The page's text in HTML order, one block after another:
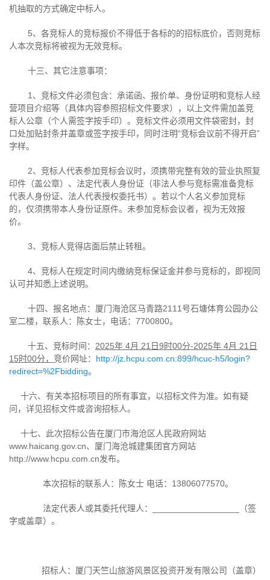
机抽取的方式确定中标人。
5、各竞标人的竞标报价不得低于各标的的招标底价，否则竞标
人本次竞标将被视为无效竞标。
十三、其它注意事项：
1、竞标文件必须包含：承诺函、报价单、身份证明和竞标人经
营项目介绍等（具体内容参照招标文件要求），以上文件需加盖竞
标人公章（个人需签字按手印）。竞标文件必须用文件袋密封，封
口处加贴封条并盖章或签字按手印，同时注明“竞标会议前不得开启”
字样。
2、竞标人代表参加竞标会议时，须携带完整有效的营业执照复
印件（盖公章）、法定代表人身份证（非法人参与竞标需准备竞标
代表人身份证、法人代表授权委托书）。若以个人名义参加竞标
的，仅须携带本人身份证原件。未参加竞标会议者，视为无效报
价。
3、竞标人竞得店面后禁止转租。
4、竞标人在规定时间内缴纳竞标保证金并参与竞标的，即视同
认可并知悉上述说明。
十四、报名地点：厦门海沧区马青路2111 号石塘体育公园办公
室二楼，联系人：陈女士，电话： 7700800。
十五、竞标时间： 2025年 4月 21 日9时00分-2025年 4月 21 日
1 5时00分， 竞价网址： http://jz.hcpu.com.cn:899/hcuc-h5/login?
redirect=%2Fbidding。
十六、有关本招标项目的所有事宜，以招标文件为准。如有疑
问，详见招标文件或咨询招标人。
十七、此次招标公告在厦门市海沧区人民政府网站
www.haicang.gov.cn、厦门海沧城建集团官方网站
http://www.hcpu.com.cn发布。
本次招标的联系人：陈女士 电话： 13806077570。
法定代表人或其委托代理人：
（签
字或盖章）。
招标人：厦门天竺山旅游风景区投资开发有限公司（盖章）